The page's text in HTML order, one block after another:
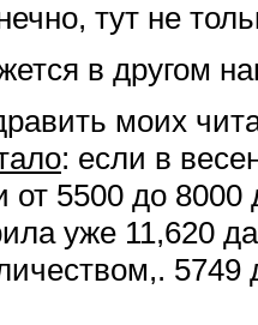
тут не
в другом
моих
: если в
от 5500 до
уже 11,620